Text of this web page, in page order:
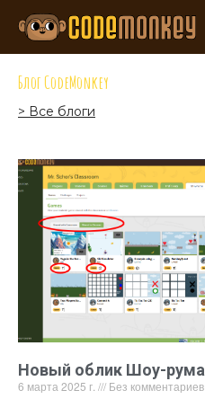
Блог CodeMonkey
> Все блоги
Новый облик Шоу-рума
6 марта 2025 г. Без комментариев